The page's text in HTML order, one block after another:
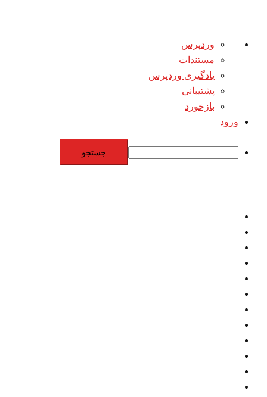
درباره
وردپرس
وردپرس
مستندات
یادگیری وردپرس
پشتیبانی
بازخورد
ورود
جستجو